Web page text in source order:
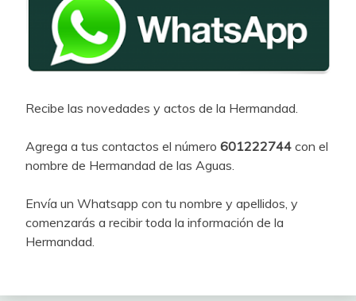
Recibe las novedades y actos de la Hermandad.
Agrega a tus contactos el número 601222744 con el
nombre de Hermandad de las Aguas.
Envía un Whatsapp con tu nombre y apellidos, y
comenzarás a recibir toda la información de la
Hermandad.